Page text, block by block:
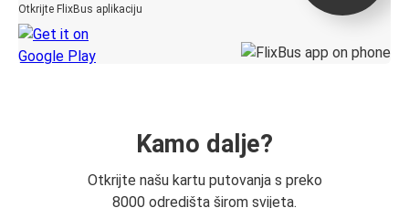
Otkrijte FlixBus aplikaciju
Kamo dalje?
Otkrijte našu kartu putovanja s preko
8000 odredišta širom svijeta.